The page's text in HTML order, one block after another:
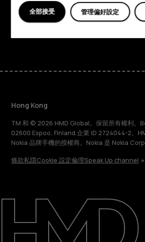
支援
Hong Kong
TM 和 © 2026 HMD Global。保留所有權利。
02600 Espoo, Finland.企業 ID 2724044-2。
Nokia 品牌手機的授權商。Nokia 是 Nokia
條款私隱Cookie 設定倫理Speak Up channel
管理偏好設定
全部接受